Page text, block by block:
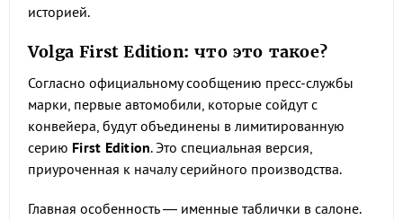
историей.
Volga First Edition: что это такое?
Согласно официальному сообщению пресс-службы
марки, первые автомобили, которые сойдут с
конвейера, будут объединены в лимитированную
серию First Edition. Это специальная версия,
приуроченная к началу серийного производства.
Главная особенность — именные таблички в салоне.